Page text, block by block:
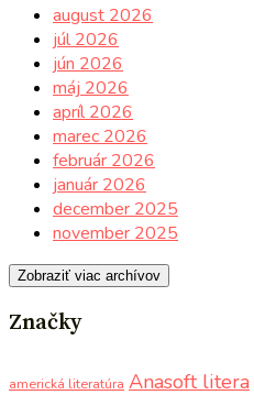
august 2026
júl 2026
jún 2026
máj 2026
apríl 2026
marec 2026
február 2026
január 2026
december 2025
november 2025
Zobraziť viac archívov
Značky
americká literatúra Anasoft litera